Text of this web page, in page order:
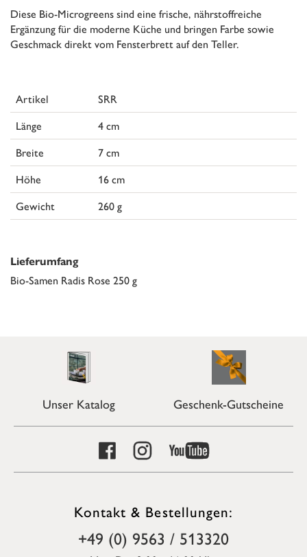
Diese Bio-Microgreens sind eine frische, nährstoffreiche
Ergänzung für die moderne Küche und bringen Farbe sowie
Geschmack direkt vom Fensterbrett auf den Teller.
Artikel
SRR
Länge
4 cm
Breite
7 cm
Höhe
16 cm
Gewicht
260 g
Lieferumfang
Bio-Samen Radis Rose 250 g
Unser Katalog Geschenk-Gutscheine
Kontakt & Bestellungen:
+49 (0) 9563 / 513320